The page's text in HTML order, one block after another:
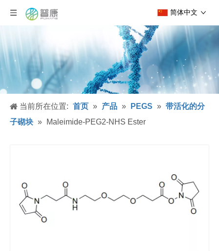
简体中文
当前所在位置: 首页 » 产品 » PEGS » 带活化的分
子砌块 » Maleimide-PEG2-NHS Ester